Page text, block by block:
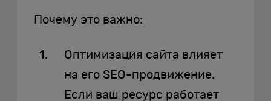
Почему это важно:
Оптимизация сайта влияет
на его SEO-продвижение.
Если ваш ресурс работает